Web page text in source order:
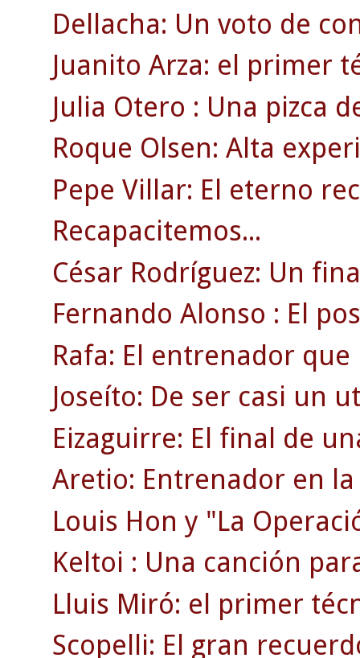
Dellacha: Un voto de
Juanito Arza: el primer
Julia Otero : Una pizca
Roque Olsen: Alta
Pepe Villar: El eterno
Recapacitemos...
César Rodríguez: Un
Fernando Alonso : El
Rafa: El entrenador
Joseíto: De ser casi un
Eizaguirre: El final de
Aretio: Entrenador en
Louis Hon y "La
Keltoi : Una canción
Lluis Miró: el primer
Scopelli: El gran